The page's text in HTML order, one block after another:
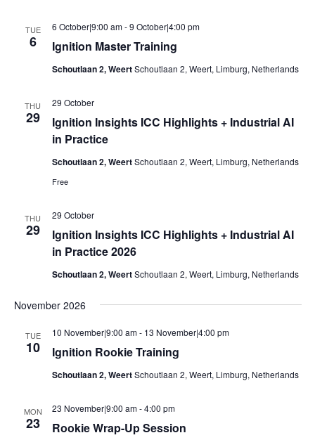
TUE
6 Ignition Master Training
6 October|9:00 am-9 October|4:00 pm
Schoutlaan 2, WeertSchoutlaan 2, Weert, Limburg, Netherlands
THU
29
Ignition Insights ICC Highlights + Industrial AI
in Practice
29 October
Schoutlaan 2, WeertSchoutlaan 2, Weert, Limburg, Netherlands
Free
THU
29
Ignition Insights ICC Highlights + Industrial AI
in Practice 2026
29 October
Schoutlaan 2, WeertSchoutlaan 2, Weert, Limburg, Netherlands
November 2026
TUE
10 Ignition Rookie Training
10 November|9:00 am- 13 November|4:00 pm
Schoutlaan 2, WeertSchoutlaan 2, Weert, Limburg, Netherlands
MON
23 Rookie Wrap-Up Session
23 November|9:00 am-4:00 pm